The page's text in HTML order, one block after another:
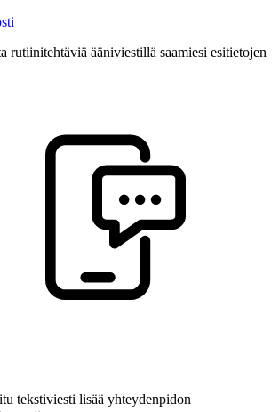
rutiinitehtäviä ääniviestillä saamiesi esitietojen
tekstiviesti lisää yhteydenpidon